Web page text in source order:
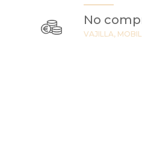
No
VAJILLA,